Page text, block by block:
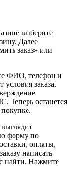
выберите
Далее
заказ» или
ФИО, телефон и
заказа.
Теперь останется
покупке.
форму по
оплаты,
написать
найти. Нажмите